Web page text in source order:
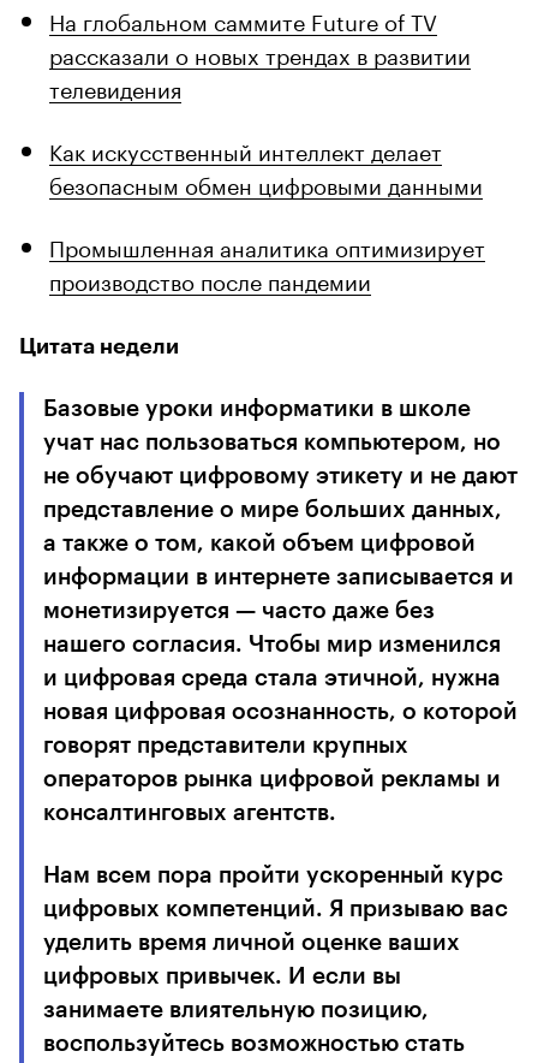
На глобальном саммите Future of TV
рассказали о новых трендах в развитии
телевидения
Как искусственный интеллект делает
безопасным обмен цифровыми данными
Промышленная аналитика оптимизирует
производство после пандемии
Цитата недели
Базовые уроки информатики в школе
учат нас пользоваться компьютером, но
не обучают цифровому этикету и не дают
представление о мире больших данных,
а также о том, какой объем цифровой
информации в интернете записывается и
монетизируется — часто даже без
нашего согласия. Чтобы мир изменился
и цифровая среда стала этичной, нужна
новая цифровая осознанность, о которой
говорят представители крупных
операторов рынка цифровой рекламы и
консалтинговых агентств.
Нам всем пора пройти ускоренный курс
цифровых компетенций. Я призываю вас
уделить время личной оценке ваших
цифровых привычек. И если вы
занимаете влиятельную позицию,
воспользуйтесь возможностью стать